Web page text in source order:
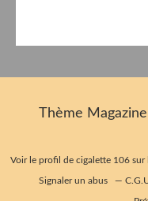
Thème
Voir le profil de cigalette 106sur
Signaler un abus